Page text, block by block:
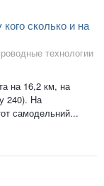
сколько и на
технологии
на 16,2 км, на
240). На
самодельний...